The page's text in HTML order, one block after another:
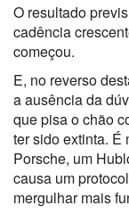
O resultado
cadência
começou.
E, no reverso
a ausência da
que pisa o chão
ter sido extinta. É
Porsche, um
causa um
mergulhar mais